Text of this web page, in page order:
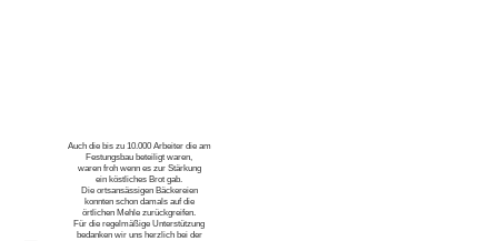
Auch die bis zu 10.000 Arbeiter die am
Festungsbau beteiligt waren,
waren froh wenn es zur Stärkung
ein köstliches Brot gab.
Die ortsansässigen Bäckereien
konnten schon damals auf die
örtlichen Mehle zurückgreifen.
Für die regelmäßige Unterstützung
bedanken wir uns herzlich bei der